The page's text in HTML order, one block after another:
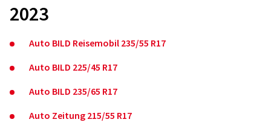
2023
Auto BILD Reisemobil 235/55 R17
Auto BILD 225/45 R17
Auto BILD 235/65 R17
Auto Zeitung 215/55 R17